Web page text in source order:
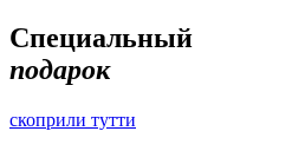
Специальный
подарок
скоприли тутти